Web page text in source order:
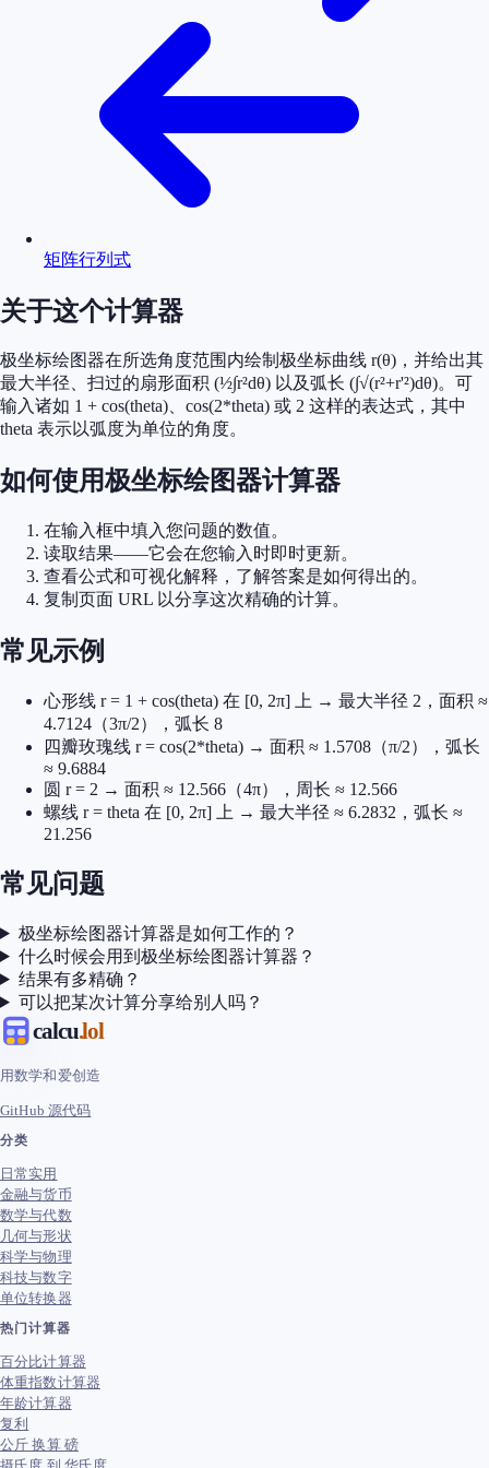
矩阵行列式
关于这个计算器
极坐标绘图器在所选角度范围内绘制极坐标曲线 r(θ)，并给出其
最大半径、扫过的扇形面积 (½∫r²dθ) 以及弧长 (∫√(r²+r'²)dθ)。可
输入诸如 1 + cos(theta)、cos(2*theta) 或 2 这样的表达式，其中
theta 表示以弧度为单位的角度。
如何使用极坐标绘图器计算器
在输入框中填入您问题的数值。
读取结果——它会在您输入时即时更新。
查看公式和可视化解释，了解答案是如何得出的。
复制页面 URL 以分享这次精确的计算。
常见示例
心形线 r = 1 + cos(theta) 在 [0, 2π] 上 → 最大半径 2，面积 ≈
4.7124（3π/2），弧长 8
四瓣玫瑰线 r = cos(2*theta) → 面积 ≈ 1.5708（π/2），弧长
≈ 9.6884
圆 r = 2 → 面积 ≈ 12.566（4π），周长 ≈ 12.566
螺线 r = theta 在 [0, 2π] 上 → 最大半径 ≈ 6.2832，弧长 ≈
21.256
常见问题
极坐标绘图器计算器是如何工作的？
什么时候会用到极坐标绘图器计算器？
结果有多精确？
可以把某次计算分享给别人吗？
calcu.lol
用数学和爱创造
GitHub 源代码
分类
日常实用
金融与货币
数学与代数
几何与形状
科学与物理
科技与数字
单位转换器
热门计算器
百分比计算器
体重指数计算器
年龄计算器
复利
公斤 换算 磅